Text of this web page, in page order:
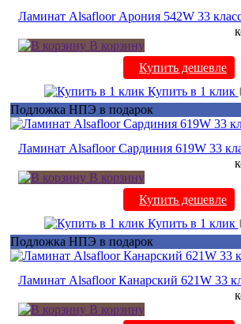
Ламинат Alsafloor Арония 542W 33
В корзину
Купить дешевле
Купить в 1 клик
Подложка НПЭ в подарок
Ламинат Alsafloor Сардиния 619W 33
В корзину
Купить дешевле
Купить в 1 клик
Подложка НПЭ в подарок
Ламинат Alsafloor Канарский 621W 33
В корзину